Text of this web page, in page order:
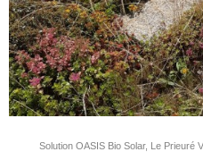
Solution OASIS Bio Solar, Le Prieuré